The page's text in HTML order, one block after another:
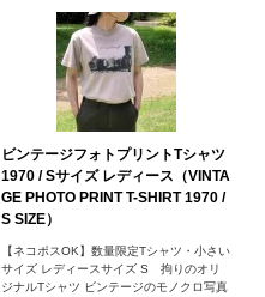
ビンテージフォトプリントTシャツ
1970 / Sサイズ レディース（VINTA
GE PHOTO PRINT T-SHIRT 1970 /
S SIZE）
【ネコポスOK】数量限定Tシャツ・小さい
サイズ レディースサイズ S 拘りのオリ
ジナルTシャツ ビンテージのモノクロ写真